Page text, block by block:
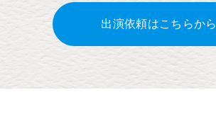
出演依頼はこちらから